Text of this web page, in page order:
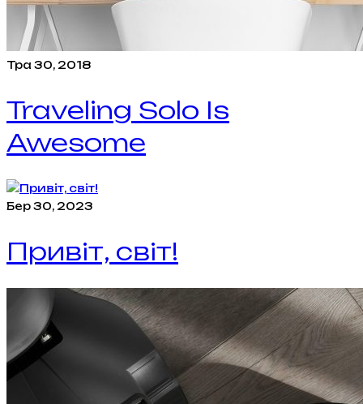
Тра 30, 2018
Traveling Solo Is
Awesome
Бер 30, 2023
Привіт, світ!